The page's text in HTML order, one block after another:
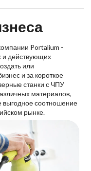
Portalium -
действующих
или
и за короткое
станки с ЧПУ
материалов,
выгодное соотношение
рынке.